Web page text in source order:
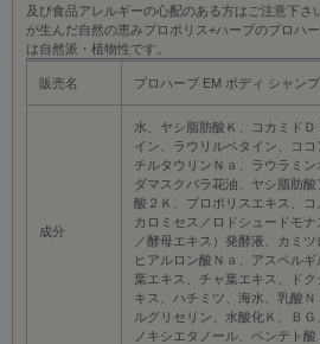
及び食品アレルギーの心配のある方はご注意下さ
が生んだ自然の恵みプロポリス+ハーブのプロハ
は自然派・植物性です。
販売名 プロハーブ EM ボディ シャン
成分
水、ヤシ脂肪酸Ｋ、コカミド
イン、ラウリルベタイン、コ
チルタウリンＮａ、ラウラミン
ダマスクバラ花油、ヤシ脂肪
酸２Ｋ、プロポリスエキス、
カロミセス／ロドシュードモ
／酵母エキス）発酵液、カミ
ヒアルロン酸Ｎａ、アスペル
葉エキス、チャ葉エキス、ド
キス、ハチミツ、海水、乳酸
ルグリセリン、水酸化Ｋ、Ｂ
ノキシエタノール、ペンテト